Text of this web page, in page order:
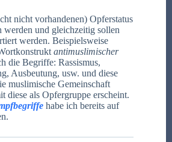
nicht vorhandenen) Opferstatus
werden und gleichzeitig sollen
werden. Beispielsweise
antimuslimischer
die Begriffe: Rassismus,
Ausbeutung, usw. und diese
muslimische Gemeinschaft
diese als Opfergruppe erscheint.
habe ich bereits auf